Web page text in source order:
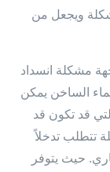
ويجعل من
مشكلة انسداد
الساخن يمكن
قد تكون قد
تتطلب تدخلاً
حيث يتوفر